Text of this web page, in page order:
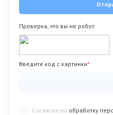
Проверка, что вы не робот
Введите код с картинки*:
Согласен на обработку